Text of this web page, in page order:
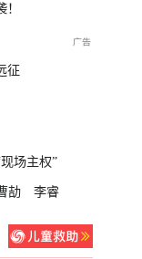
征
场主权”
劼 李睿